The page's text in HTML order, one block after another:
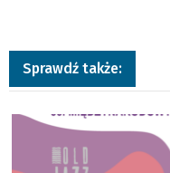
Sprawdź także:
a